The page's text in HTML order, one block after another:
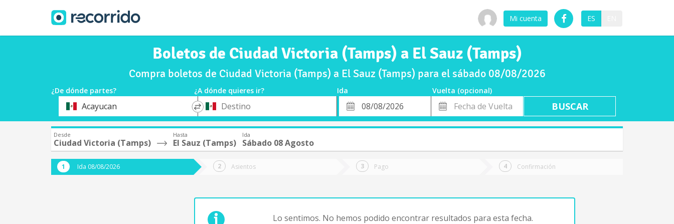
Mi cuenta ES
Boletos de Ciudad Victoria (Tamps) a El Sauz (Tamps)
Compra boletos de Ciudad Victoria (Tamps) a El Sauz (Tamps) para el sábado 08/08/2026
¿De dónde partes? ¿A dónde quieres ir? Ida
Vuelta (opcional)
OrigenAcayucan
*
Destino
Fecha
de
Fecha
de
Vuelta
Desde
Ciudad Victoria (Tamps)
Hasta
El Sauz (Tamps)
Ida
Sábado 08 Agosto
Ida 08/08/2026 Asientos Pago Confirmación
Lo sentimos. No hemos podido encontrar resultados para esta fecha.